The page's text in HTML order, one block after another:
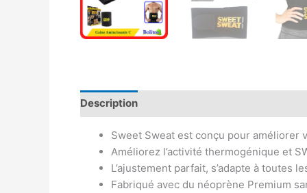
Description
Sweet Sweat est conçu pour améliorer
Améliorez l’activité thermogénique et
L’ajustement parfait, s’adapte à toutes
Fabriqué avec du néoprène Premium